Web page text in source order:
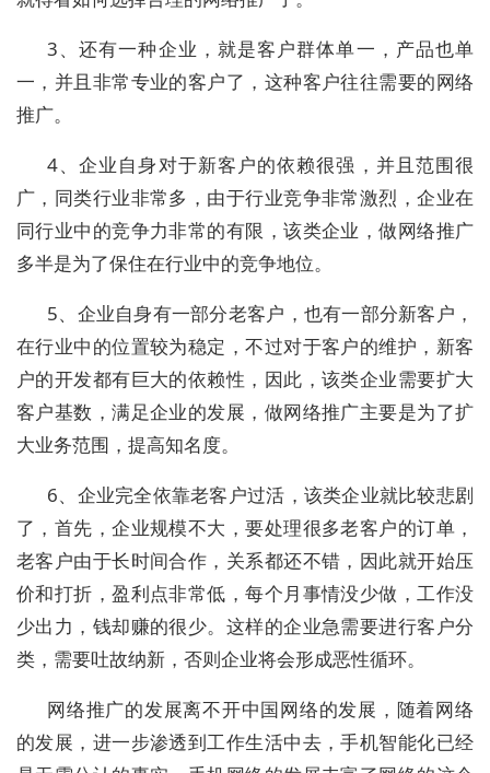
3、还有一种企业，就是客户群体单一，产品也单
一，并且非常专业的客户了，这种客户往往需要的网络
推广。
4、企业自身对于新客户的依赖很强，并且范围很
广，同类行业非常多，由于行业竞争非常激烈，企业在
同行业中的竞争力非常的有限，该类企业，做网络推广
多半是为了保住在行业中的竞争地位。
5、企业自身有一部分老客户，也有一部分新客户，
在行业中的位置较为稳定，不过对于客户的维护，新客
户的开发都有巨大的依赖性，因此，该类企业需要扩大
客户基数，满足企业的发展，做网络推广主要是为了扩
大业务范围，提高知名度。
6、企业完全依靠老客户过活，该类企业就比较悲剧
了，首先，企业规模不大，要处理很多老客户的订单，
老客户由于长时间合作，关系都还不错，因此就开始压
价和打折，盈利点非常低，每个月事情没少做，工作没
少出力，钱却赚的很少。这样的企业急需要进行客户分
类，需要吐故纳新，否则企业将会形成恶性循环。
网络推广的发展离不开中国网络的发展，随着网络
的发展，进一步渗透到工作生活中去，手机智能化已经